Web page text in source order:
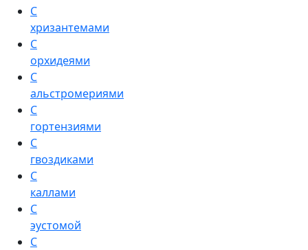
С
хризантемами
С
орхидеями
С
альстромериями
С
гортензиями
С
гвоздиками
С
каллами
С
эустомой
С